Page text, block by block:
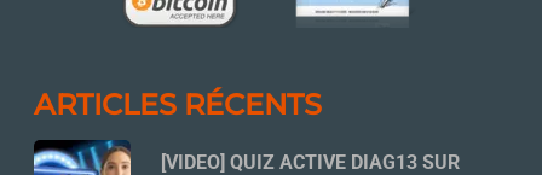
ARTICLES RÉCENTS
[VIDEO] QUIZ ACTIVE DIAG13 SUR